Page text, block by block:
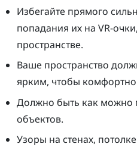
Избегайте прямого
попадания их на VR-
пространстве.
Ваше пространство
ярким, чтобы комфортно
Должно быть как
объектов.
Узоры на стенах,